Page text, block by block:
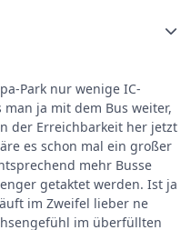
Park nur wenige IC-
ja mit dem Bus weiter,
der Erreichbarkeit her jetzt
es schon mal ein großer
mehr Busse
getaktet werden. Ist ja
im Zweifel lieber ne
im überfüllten